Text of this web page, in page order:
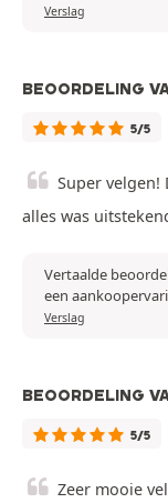
Verslag
BEOORDELING
5/5
Super velgen!
alles was
Vertaalde
een
Verslag
BEOORDELING
5/5
Zeer mooie